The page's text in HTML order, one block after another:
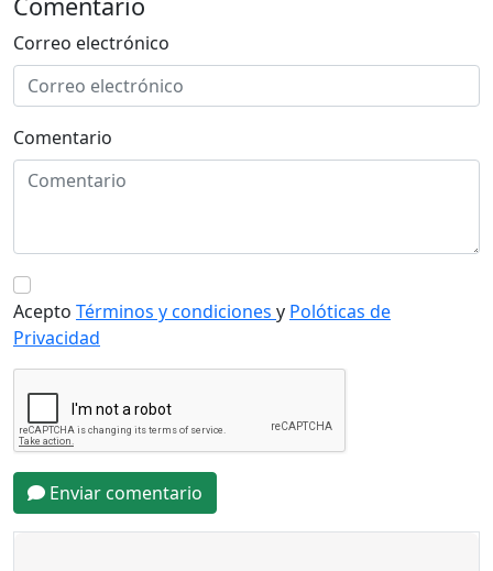
Correo electrónico
Comentario
Acepto Términos y condiciones y Polóticas de
Privacidad
Enviar comentario